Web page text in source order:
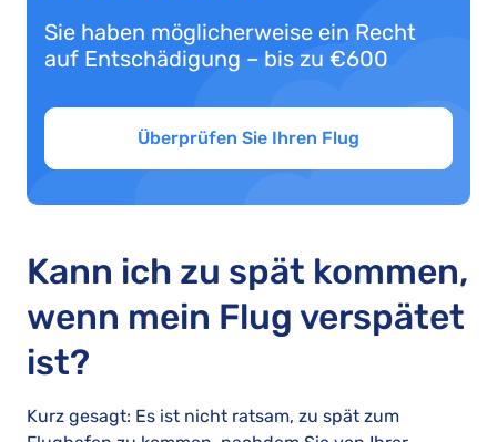
Sie haben möglicherweise ein Recht
auf Entschädigung – bis zu €600
Überprüfen Sie Ihren Flug
Kann ich zu spät kommen,
wenn mein Flug verspätet
ist?
Kurz gesagt: Es ist nicht ratsam, zu spät zum